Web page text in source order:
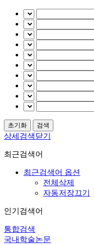
상세검색닫기
최근검색어
최근검색어 옵션
전체삭제
자동저장끄기
인기검색어
통합검색
국내학술논문